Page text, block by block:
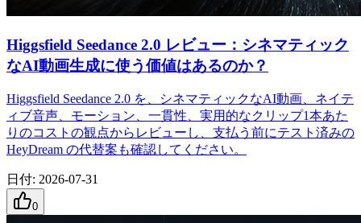
Higgsfield Seedance 2.0 レビュー：シネマティック
なAI動画生成に使う価値はあるのか？
Higgsfield Seedance 2.0 を、シネマティックなAI動画、ネイテ
ィブ音声、モーション、一貫性、実用的なクリップ1本あた
りのコストの観点からレビューし、支払う前にテスト済みの
HeyDream の代替案も確認してください。
日付: 2026-07-31
0